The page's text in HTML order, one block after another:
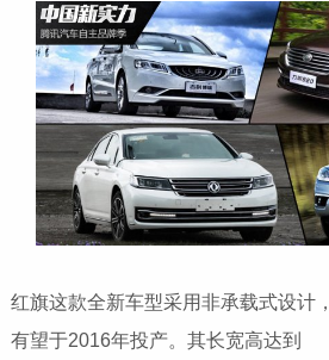
红旗这款全新车型采用非承载式设计
有望于2016年投产。其长宽高达到